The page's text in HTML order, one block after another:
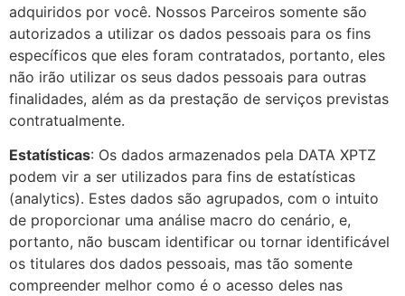
adquiridos por você. Nossos Parceiros somente são
autorizados a utilizar os dados pessoais para os fins
específicos que eles foram contratados, portanto, eles
não irão utilizar os seus dados pessoais para outras
finalidades, além as da prestação de serviços previstas
contratualmente.
Estatísticas: Os dados armazenados pela DATA XPTZ
podem vir a ser utilizados para fins de estatísticas
(analytics). Estes dados são agrupados, com o intuito
de proporcionar uma análise macro do cenário, e,
portanto, não buscam identificar ou tornar identificável
os titulares dos dados pessoais, mas tão somente
compreender melhor como é o acesso deles nas